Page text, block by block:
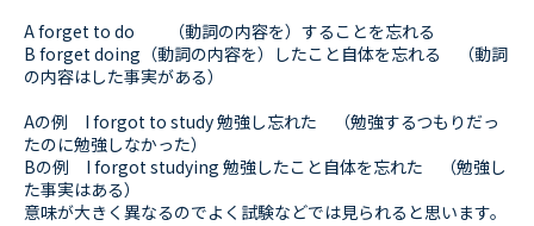
A forget to do （動詞の内容を）することを忘れる
B forget doing（動詞の内容を）したこと自体を忘れる （動詞
の内容はした事実がある）
Aの例 I forgot to study 勉強し忘れた （勉強するつもりだっ
たのに勉強しなかった）
Bの例 I forgot studying 勉強したこと自体を忘れた （勉強し
た事実はある）
意味が大きく異なるのでよく試験などでは見られると思います。